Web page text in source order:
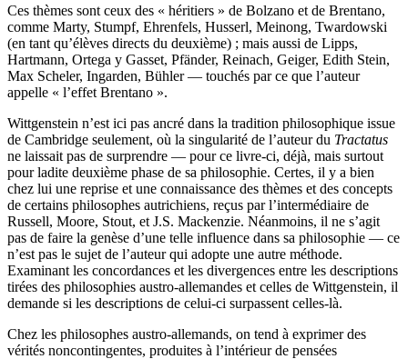
Ces thèmes sont ceux des « héritiers » de Bolzano et de Brentano,
comme Marty, Stumpf, Ehrenfels, Husserl, Meinong, Twardowski
(en tant qu’élèves directs du deuxième) ; mais aussi de Lipps,
Hartmann, Ortega y Gasset, Pfänder, Reinach, Geiger, Edith Stein,
Max Scheler, Ingarden, Bühler — touchés par ce que l’auteur
appelle « l’effet Brentano ».
Wittgenstein n’est ici pas ancré dans la tradition philosophique issue
de Cambridge seulement, où la singularité de l’auteur du Tractatus
ne laissait pas de surprendre — pour ce livre-ci, déjà, mais surtout
pour ladite deuxième phase de sa philosophie. Certes, il y a bien
chez lui une reprise et une connaissance des thèmes et des concepts
de certains philosophes autrichiens, reçus par l’intermédiaire de
Russell, Moore, Stout, et J.S. Mackenzie. Néanmoins, il ne s’agit
pas de faire la genèse d’une telle influence dans sa philosophie — ce
n’est pas le sujet de l’auteur qui adopte une autre méthode.
Examinant les concordances et les divergences entre les descriptions
tirées des philosophies austro-allemandes et celles de Wittgenstein, il
demande si les descriptions de celui-ci surpassent celles-là.
Chez les philosophes austro-allemands, on tend à exprimer des
vérités noncontingentes, produites à l’intérieur de pensées